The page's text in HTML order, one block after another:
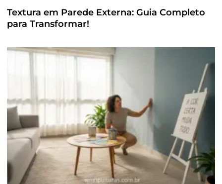
Textura em Parede Externa: Guia Completo
para Transformar!